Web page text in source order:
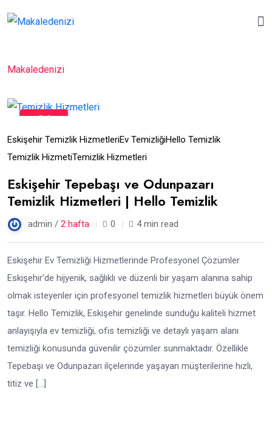
Makaledenizi
24
Tem
Eskişehir Temizlik HizmetleriEv TemizliğiHello Temizlik
Temizlik HizmetiTemizlik Hizmetleri
Eskişehir Tepebaşı ve Odunpazarı
Temizlik Hizmetleri | Hello Temizlik
admin / 2 hafta 0 4 min read
Eskişehir Ev Temizliği Hizmetlerinde Profesyonel Çözümler
Eskişehir’de hijyenik, sağlıklı ve düzenli bir yaşam alanına sahip
olmak isteyenler için profesyonel temizlik hizmetleri büyük önem
taşır. Hello Temizlik, Eskişehir genelinde sunduğu kaliteli hizmet
anlayışıyla ev temizliği, ofis temizliği ve detaylı yaşam alanı
temizliği konusunda güvenilir çözümler sunmaktadır. Özellikle
Tepebaşı ve Odunpazarı ilçelerinde yaşayan müşterilerine hızlı,
titiz ve […]